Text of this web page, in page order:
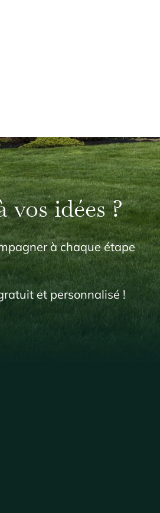
idées ?
à chaque étape
et personnalisé !